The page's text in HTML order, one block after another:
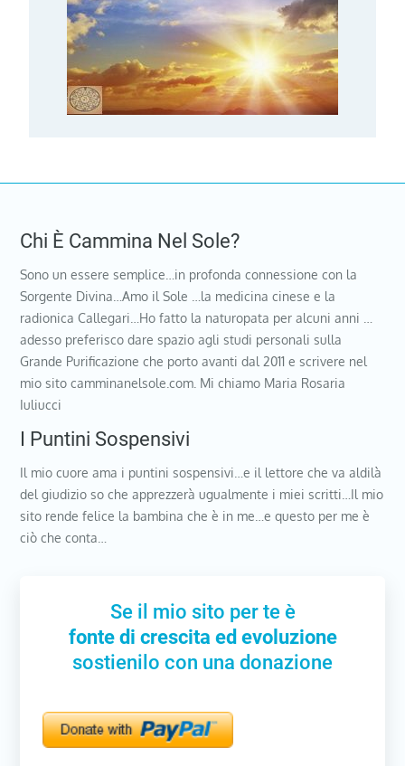
Chi È Cammina Nel Sole?
Sono un essere semplice…in profonda connessione con la
Sorgente Divina…Amo il Sole …la medicina cinese e la
radionica Callegari…Ho fatto la naturopata per alcuni anni …
adesso preferisco dare spazio agli studi personali sulla
Grande Purificazione che porto avanti dal 2011 e scrivere nel
mio sito camminanelsole.com. Mi chiamo Maria Rosaria
Iuliucci
I Puntini Sospensivi
Il mio cuore ama i puntini sospensivi…e il lettore che va aldilà
del giudizio so che apprezzerà ugualmente i miei scritti…Il mio
sito rende felice la bambina che è in me…e questo per me è
ciò che conta…
Se il mio sito per te è
fonte di crescita ed evoluzione
sostienilo con una donazione